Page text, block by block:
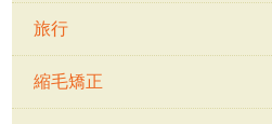
旅行
縮毛矯正